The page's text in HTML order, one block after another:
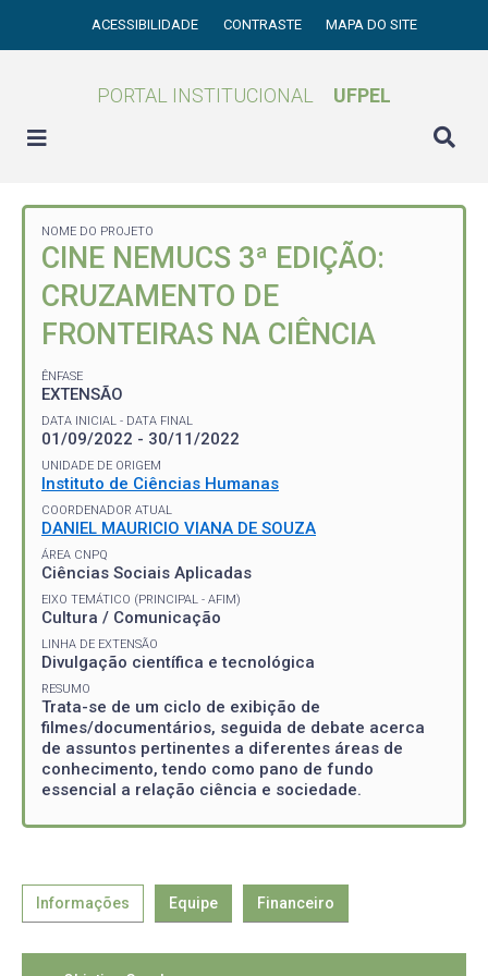
ACESSIBILIDADE CONTRASTE MAPA DO SITE
PORTAL INSTITUCIONAL UFPEL
NOME DO PROJETO
CINE NEMUCS 3ª EDIÇÃO:
CRUZAMENTO DE
FRONTEIRAS NA CIÊNCIA
ÊNFASE
EXTENSÃO
DATA INICIAL - DATA FINAL
01/09/2022 - 30/11/2022
UNIDADE DE ORIGEM
Instituto de Ciências Humanas
COORDENADOR ATUAL
DANIEL MAURICIO VIANA DE SOUZA
ÁREA CNPQ
Ciências Sociais Aplicadas
EIXO TEMÁTICO (PRINCIPAL - AFIM)
Cultura / Comunicação
LINHA DE EXTENSÃO
Divulgação científica e tecnológica
RESUMO
Trata-se de um ciclo de exibição de
filmes/documentários, seguida de debate acerca
de assuntos pertinentes a diferentes áreas de
conhecimento, tendo como pano de fundo
essencial a relação ciência e sociedade.
Informações Equipe Financeiro